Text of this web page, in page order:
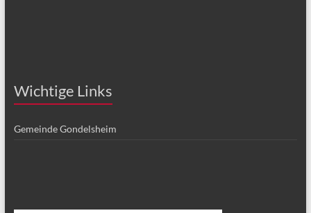
Wichtige Links
Gemeinde Gondelsheim